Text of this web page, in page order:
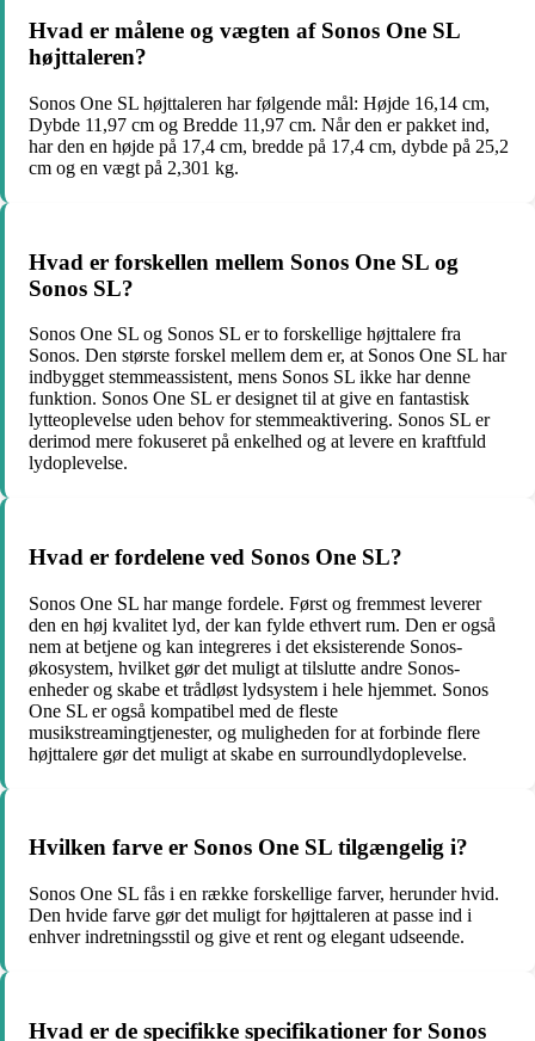
Hvad er målene og vægten af Sonos One SL
højttaleren?
Sonos One SL højttaleren har følgende mål: Højde 16,14 cm,
Dybde 11,97 cm og Bredde 11,97 cm. Når den er pakket ind,
har den en højde på 17,4 cm, bredde på 17,4 cm, dybde på 25,2
cm og en vægt på 2,301 kg.
Hvad er forskellen mellem Sonos One SL og
Sonos SL?
Sonos One SL og Sonos SL er to forskellige højttalere fra
Sonos. Den største forskel mellem dem er, at Sonos One SL har
indbygget stemmeassistent, mens Sonos SL ikke har denne
funktion. Sonos One SL er designet til at give en fantastisk
lytteoplevelse uden behov for stemmeaktivering. Sonos SL er
derimod mere fokuseret på enkelhed og at levere en kraftfuld
lydoplevelse.
Hvad er fordelene ved Sonos One SL?
Sonos One SL har mange fordele. Først og fremmest leverer
den en høj kvalitet lyd, der kan fylde ethvert rum. Den er også
nem at betjene og kan integreres i det eksisterende Sonos-
økosystem, hvilket gør det muligt at tilslutte andre Sonos-
enheder og skabe et trådløst lydsystem i hele hjemmet. Sonos
One SL er også kompatibel med de fleste
musikstreamingtjenester, og muligheden for at forbinde flere
højttalere gør det muligt at skabe en surroundlydoplevelse.
Hvilken farve er Sonos One SL tilgængelig i?
Sonos One SL fås i en række forskellige farver, herunder hvid.
Den hvide farve gør det muligt for højttaleren at passe ind i
enhver indretningsstil og give et rent og elegant udseende.
Hvad er de specifikke specifikationer for Sonos